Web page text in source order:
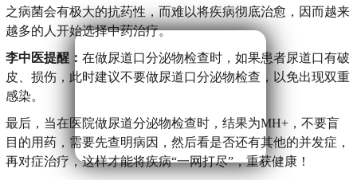
之病菌会有极大的抗药性，而难以将疾病彻底治愈，因而越来
越多的人开始选择中药治疗。
李中医提醒： 在做尿道口分泌物检查时，如果患者尿道口有破
皮、损伤，此时建议不要做尿道口分泌物检查，以免出现双重
感染。
最后，当在医院做尿道分泌物检查时，结果为MH+，不要盲
目的用药，需要先查明病因，然后看是否还有其他的并发症，
再对症治疗，这样才能将疾病“一网打尽”，重获健康！